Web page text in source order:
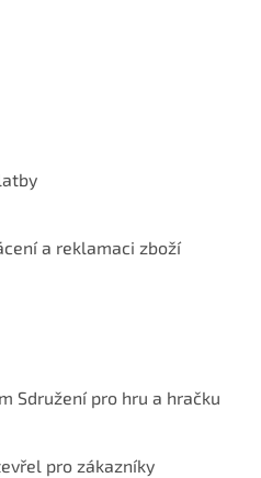
a reklamaci zboží
Sdružení pro hru a hračku
pro zákazníky